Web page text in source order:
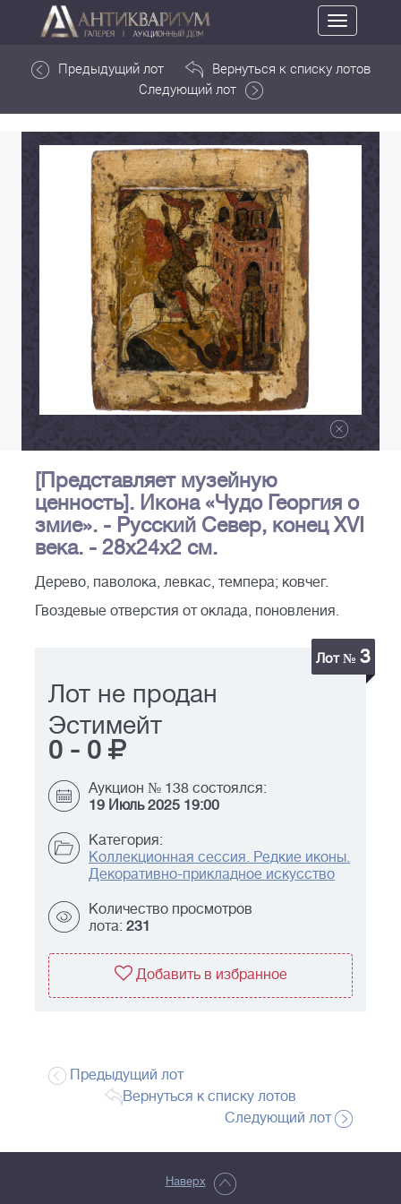
Toggle
navigation
Предыдущий лот
Вернуться к списку лотов
Следующий лот
[Представляет музейную
ценность]. Икона «Чудо Георгия о
змие». - Русский Север, конец XVI
века. - 28х24х2 см.
Дерево, паволока, левкас, темпера; ковчег.
Гвоздевые отверстия от оклада, поновления.
Лот № 3
Лот не продан
Эстимейт
0 - 0
Аукцион № 138 состоялся:
19 Июль 2025 19:00
Категория:
Коллекционная сессия. Редкие иконы.
Декоративно-прикладное искусство
Количество просмотров
лота: 231
Добавить в избранное
Предыдущий лот
Вернуться к списку лотов
Следующий лот
Наверх